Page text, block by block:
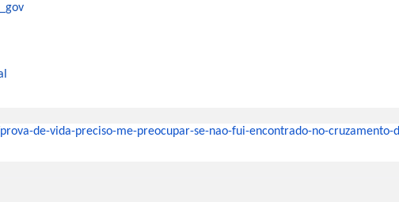
de-vida-preciso-me-preocupar-se-nao-fui-encontrado-no-cruzamento-